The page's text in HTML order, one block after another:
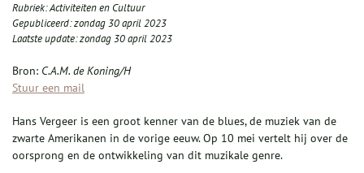
Rubriek:Activiteiten en Cultuur
Gepubliceerd:zondag 30 april 2023
Laatste update:zondag 30 april 2023
Bron: C.A.M. de Koning/H
Stuur een mail
Hans Vergeer is een groot kenner van de blues, de muziek van de
zwarte Amerikanen in de vorige eeuw. Op 10 mei vertelt hij over de
oorsprong en de ontwikkeling van dit muzikale genre.